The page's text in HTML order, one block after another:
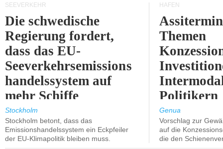
SEEVERKEHR
Die schwedische
Regierung fordert,
dass das EU-
Seeverkehrsemissions
handelssystem auf
mehr Schiffe
ausgeweitet wird.
Stockholm
Stockholm betont, dass das
Emissionshandelssystem ein Eckpfeiler
der EU-Klimapolitik bleiben muss.
HÄFEN
Themen
Politikern
Genua
Vorschlag zur
auf die
die den